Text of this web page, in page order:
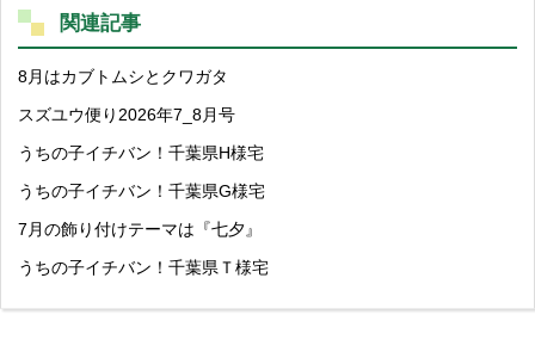
関連記事
8月はカブトムシとクワガタ
スズユウ便り2026年7_8月号
うちの子イチバン！千葉県H様宅
うちの子イチバン！千葉県G様宅
7月の飾り付けテーマは『七夕』
うちの子イチバン！千葉県Ｔ様宅